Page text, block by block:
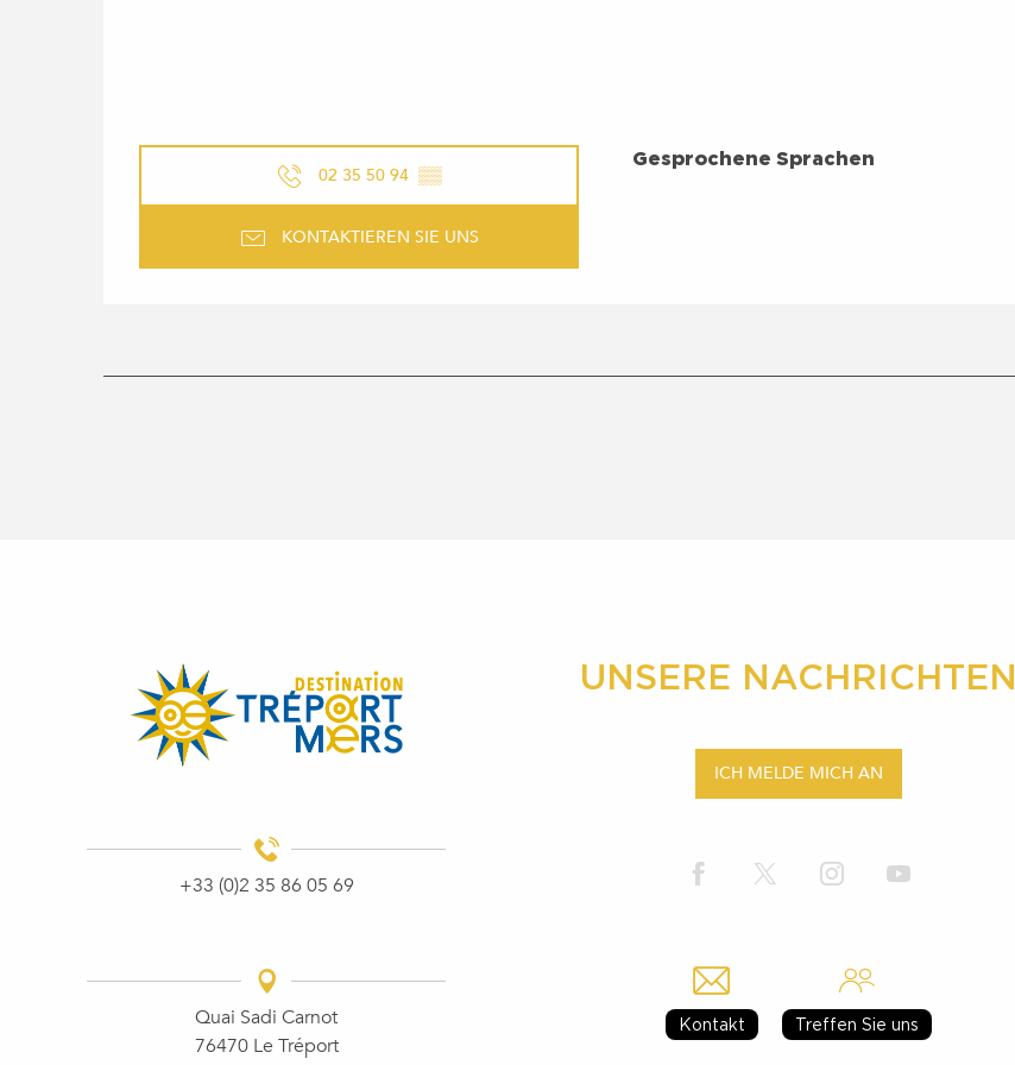
02 35 50 94 ▒▒
KONTAKTIEREN SIE UNS
GESPROCHENE SPRACHEN
Gesprochene Sprachen
+33 (0)2 35 86 05 69
Quai Sadi Carnot
76470 Le Tréport
UNSERE NACHRICHTEN
ICH MELDE MICH AN
Kontakt Treffen Sie uns